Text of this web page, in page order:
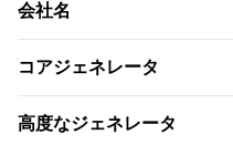
会社名
コアジェネレータ
高度なジェネレータ